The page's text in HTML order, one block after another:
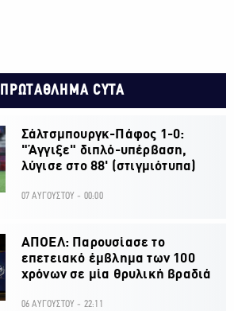
ΠΡΩΤΑΘΛΗΜΑ CYTA
Σάλτσμπουργκ-Πάφος 1-0:
"Άγγιξε" διπλό-υπέρβαση,
λύγισε στο 88' (στιγμιότυπα)
07 ΑΥΓΟΥΣΤΟΥ - 00:00
ΑΠΟΕΛ: Παρουσίασε το
επετειακό έμβλημα των 100
χρόνων σε μία θρυλική βραδιά
06 ΑΥΓΟΥΣΤΟΥ - 22:11